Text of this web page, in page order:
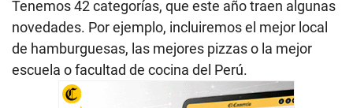
Tenemos 42 categorías, que este año traen algunas
novedades. Por ejemplo, incluiremos el mejor local
de hamburguesas, las mejores pizzas o la mejor
escuela o facultad de cocina del Perú.